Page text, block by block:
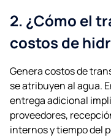
2. ¿Cómo el
costos de
Genera costos de
se atribuyen al agua.
entrega adicional
proveedores,
internos y tiempo del